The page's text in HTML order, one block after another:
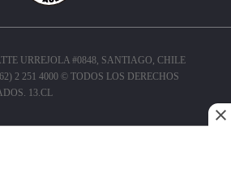
URREJOLA #0848, SANTIAGO, CHILE
2 251 4000 © TODOS LOS DERECHOS
13.CL